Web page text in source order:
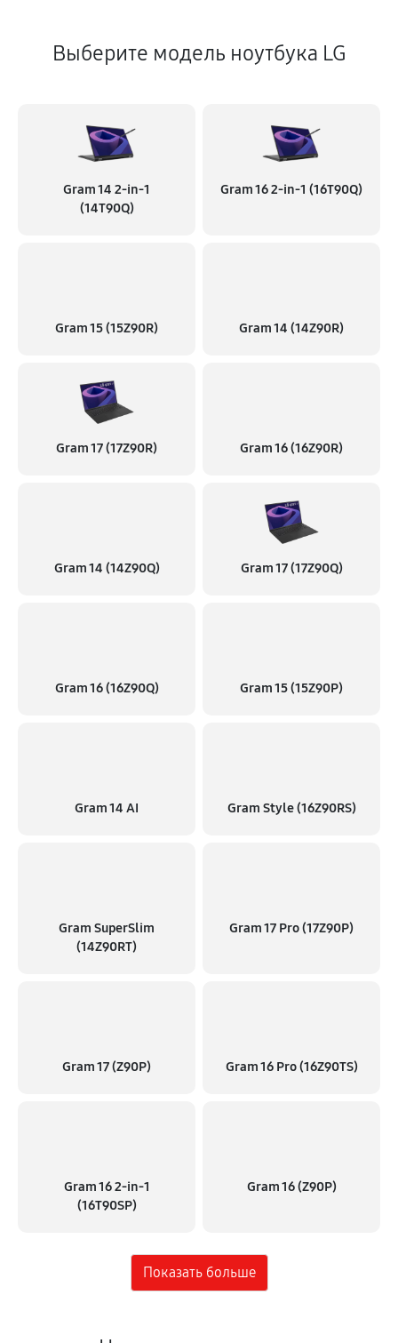
Выберите модель ноутбука LG
Gram 14 2-in-1
(14T90Q)
Gram 16 2-in-1 (16T90Q)
Gram 15 (15Z90R) Gram 14 (14Z90R)
Gram 17 (17Z90R) Gram 16 (16Z90R)
Gram 14 (14Z90Q) Gram 17 (17Z90Q)
Gram 16 (16Z90Q) Gram 15 (15Z90P)
Gram 14 AI Gram Style (16Z90RS)
Gram SuperSlim
(14Z90RT)
Gram 17 Pro (17Z90P)
Gram 17 (Z90P) Gram 16 Pro (16Z90TS)
Gram 16 2‑in‑1
(16T90SP)
Gram 16 (Z90P)